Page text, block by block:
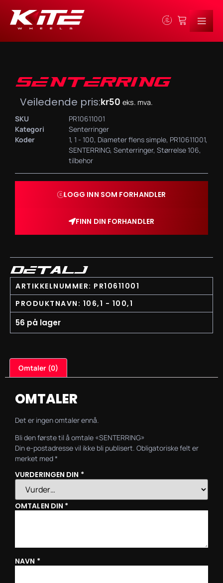
SENTERRING
Veiledende pris:kr50 eks. mva.
SKU
PR10611001
Kategori
Senterringer
Koder
1, 1 - 100, Diameter flens simple, PR10611001,
SENTERRING, Senterringer, Størrelse 106,
tilbehor
LOGG INN SOM FORHANDLER
FINN DIN FORHANDLER
DETALJ
ARTIKKELNUMMER: PR10611001
PRODUKTNAVN: 106,1 - 100,1
56 på lager
Omtaler (0)
OMTALER
Det er ingen omtaler ennå.
Bli den første til å omtale «SENTERRING»
Din e-postadresse vil ikke bli publisert. Obligatoriske felt er
merket med*
VURDERINGEN DIN *
OMTALEN DIN *
NAVN *